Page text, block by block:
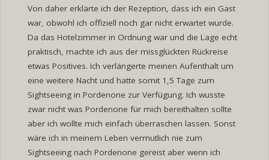
Von daher erklärte ich der Rezeption, dass ich ein Gast
war, obwohl ich offiziell noch gar nicht erwartet wurde.
Da das Hotelzimmer in Ordnung war und die Lage echt
praktisch, machte ich aus der missglückten Rückreise
etwas Positives. Ich verlängerte meinen Aufenthalt um
eine weitere Nacht und hatte somit 1,5 Tage zum
Sightseeing in Pordenone zur Verfügung. Ich wusste
zwar nicht was Pordenone für mich bereithalten sollte
aber ich wollte mich einfach überraschen lassen. Sonst
wäre ich in meinem Leben vermutlich nie zum
Sightseeing nach Pordenone gereist aber wenn ich